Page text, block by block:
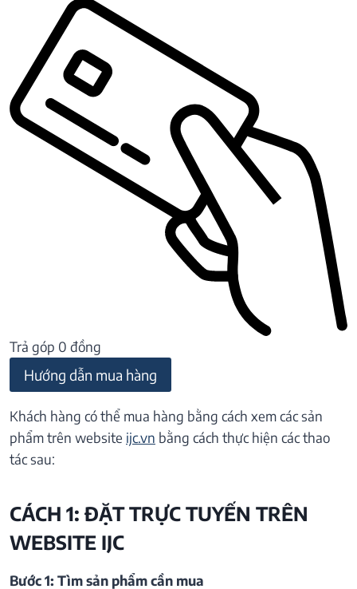
Trả góp 0 đồng
Hướng dẫn mua hàng
Khách hàng có thể mua hàng bằng cách xem các sản
phẩm trên website ijc.vn bằng cách thực hiện các thao
tác sau:
CÁCH 1: ĐẶT TRỰC TUYẾN TRÊN
WEBSITE IJC
Bước 1: Tìm sản phẩm cần mua